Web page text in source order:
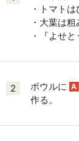
・トマトは
・大葉は
・『よせ
2 ボウルに A
作る。